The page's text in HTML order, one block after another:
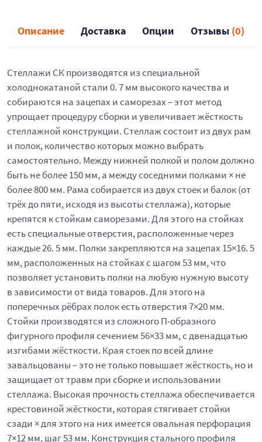
Описание Доставка Опции Отзывы (0)
Стеллажи СК производятся из специальной
холоднокатаной стали 0. 7 мм высокого качества и
собираются на зацепах и саморезах – этот метод
упрощает процедуру сборки и увеличивает жёсткость
стеллажной конструкции. Стеллаж состоит из двух рам
и полок, количество которых можно выбрать
самостоятельно. Между нижней полкой и полом должно
быть не более 150 мм, а между соседними полками × не
более 800 мм. Рама собирается из двух стоек и балок (от
трёх до пяти, исходя из высоты стеллажа), которые
крепятся к стойкам саморезами. Для этого на стойках
есть специальные отверстия, расположенные через
каждые 26. 5 мм. Полки закрепляются на зацепах 15×16. 5
мм, расположенных на стойках с шагом 53 мм, что
позволяет установить полки на любую нужную высоту
в зависимости от вида товаров. Для этого на
поперечных рёбрах полок есть отверстия 7×20 мм.
Стойки производятся из сложного П-образного
фигурного профиля сечением 56×33 мм, с двенадцатью
изгибами жёсткости. Края стоек по всей длине
завальцованы – это не только повышает жёсткость, но и
защищает от травм при сборке и использовании
стеллажа. Высокая прочность стеллажа обеспечивается
крестовиной жёсткости, которая стягивает стойки
сзади × для этого на них имеется овальная перфорация
7×12 мм, шаг 53 мм. Конструкция стального профиля